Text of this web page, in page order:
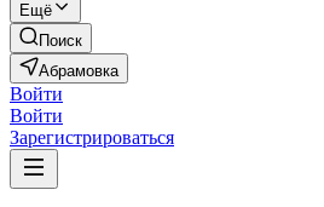
Ещё
Поиск
Абрамовка
Войти
Войти
Зарегистрироваться